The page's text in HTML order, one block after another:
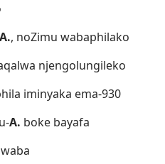
A., noZimu wabaphilako
njengolungileko
iminyaka ema-930
A. boke bayafa